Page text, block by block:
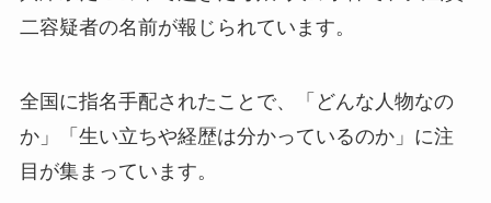
二容疑者の名前が報じられています。
全国に指名手配されたことで、「どんな人物なの
か」「生い立ちや経歴は分かっているのか」に注
目が集まっています。